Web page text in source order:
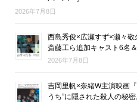
2026年7月8日
西島秀俊×広瀬すず×瀬々敬
斎藤工ら追加キャスト6名
2026年7月8日
吉岡里帆×奈緒W主演映画
うち”に隠された殺人の秘